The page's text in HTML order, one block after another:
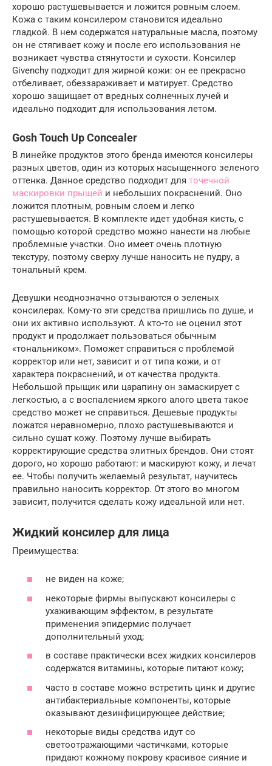
хорошо растушевывается и ложится ровным слоем.
Кожа с таким консилером становится идеально
гладкой. В нем содержатся натуральные масла, поэтому
он не стягивает кожу и после его использования не
возникает чувства стянутости и сухости. Консилер
Givenchy подходит для жирной кожи: он ее прекрасно
отбеливает, обеззараживает и матирует. Средство
хорошо защищает от вредных солнечных лучей и
идеально подходит для использования летом.
Gosh Touch Up Concealer
В линейке продуктов этого бренда имеются консилеры
разных цветов, один из которых насыщенного зеленого
оттенка. Данное средство подходит для точечной
маскировки прыщей и небольших покраснений. Оно
ложится плотным, ровным слоем и легко
растушевывается. В комплекте идет удобная кисть, с
помощью которой средство можно нанести на любые
проблемные участки. Оно имеет очень плотную
текстуру, поэтому сверху лучше наносить не пудру, а
тональный крем.
Девушки неоднозначно отзываются о зеленых
консилерах. Кому-то эти средства пришлись по душе, и
они их активно используют. А кто-то не оценил этот
продукт и продолжает пользоваться обычным
«тональником». Поможет справиться с проблемой
корректор или нет, зависит и от типа кожи, и от
характера покраснений, и от качества продукта.
Небольшой прыщик или царапину он замаскирует с
легкостью, а с воспалением яркого алого цвета такое
средство может не справиться. Дешевые продукты
ложатся неравномерно, плохо растушевываются и
сильно сушат кожу. Поэтому лучше выбирать
корректирующие средства элитных брендов. Они стоят
дорого, но хорошо работают: и маскируют кожу, и лечат
ее. Чтобы получить желаемый результат, научитесь
правильно наносить корректор. От этого во многом
зависит, получится сделать кожу идеальной или нет.
Жидкий консилер для лица
Преимущества:
не виден на коже;
некоторые фирмы выпускают консилеры с
ухаживающим эффектом, в результате
применения эпидермис получает
дополнительный уход;
в составе практически всех жидких консилеров
содержатся витамины, которые питают кожу;
часто в составе можно встретить цинк и другие
антибактериальные компоненты, которые
оказывают дезинфицирующее действие;
некоторые виды средства идут со
светоотражающими частичками, которые
придают кожному покрову красивое сияние и